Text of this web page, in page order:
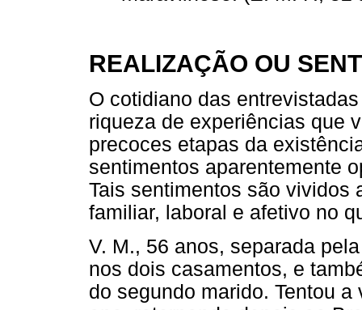
REALIZAÇÃO OU
O cotidiano das
riqueza de experiências que
precoces etapas da
sentimentos aparentemente
Tais sentimentos são vividos
familiar, laboral e afetivo no
V. M., 56 anos, separada
nos dois casamentos, e
do segundo marido. Tentou